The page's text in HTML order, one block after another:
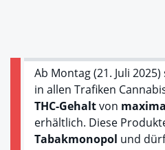
Ab Montag (21. Juli
in allen Trafiken
THC-Gehaltvon
erhältlich. Diese
Tabakmonopol und